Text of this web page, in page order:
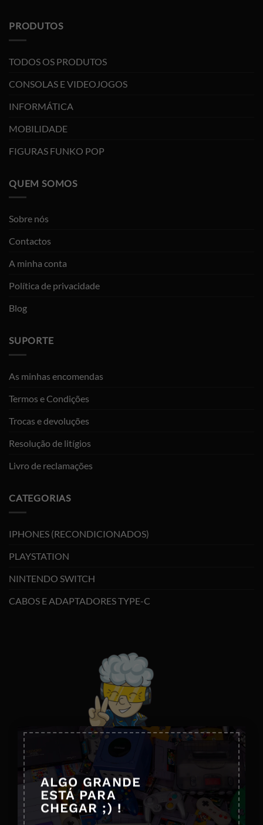
ALGO GRANDE
ESTÁ PARA
CHEGAR ;) !
×
PRODUTOS
TODOS OS PRODUTOS
CONSOLAS E VIDEOJOGOS
INFORMÁTICA
MOBILIDADE
FIGURAS FUNKO POP
QUEM SOMOS
Sobre nós
Contactos
A minha conta
Política de privacidade
Blog
SUPORTE
As minhas encomendas
Termos e Condições
Trocas e devoluções
Resolução de litígios
Livro de reclamações
CATEGORIAS
IPHONES (RECONDICIONADOS)
PLAYSTATION
NINTENDO SWITCH
CABOS E ADAPTADORES TYPE-C